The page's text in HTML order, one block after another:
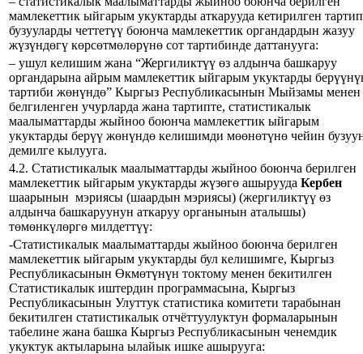
мамлекеттик ыйгарым укуктарды аткарууда кетирилген тартип
бузууларды четтетүү боюнча мамлекеттик органдардын жазуу
жүзүндөгү көрсөтмөлөрүнө сот тартибинде даттанууга:
– ушул келишим жана “Жергиликтүү өз алдынча башкаруу
органдарына айрым мамлекеттик ыйгарым укуктарды
тартиби жөнүндө” Кыргыз Республикасынын Мыйзамы менен
белгиленген учурларда жана тартипте, статистикалык
маалыматтарды жыйноо боюнча мамлекеттик ыйгарым
укуктарды берүү жөнүндө келишимди мөөнөтүнө чейин
демилге кылууга.
4.2. Статистикалык маалыматтарды жыйноо боюнча берилген
мамлекеттик ыйгарым укуктарды жүзөгө ашырууда Кербен
шаарынын мэриясы (шаардын мэриясы) (жергиликтүү өз
алдынча башкаруунун аткаруу органынын аталышы)
төмөнкүлөргө милдеттүү:
-Статистикалык маалыматтарды жыйноо боюнча берилген
мамлекеттик ыйгарым укуктарды бул келишимге, Кыргыз
Республикасынын Өкмөтүнүн токтому менен бекитилген
Статистикалык иштердин программасына, Кыргыз
Республикасынын Улуттук статистика комитети тарабынан
бекитилген статистикалык отчёттуулуктун формаларынын
табелине жана башка Кыргыз Республикасынын ченемдик
укуктук актыларына ылайык ишке ашырууга: